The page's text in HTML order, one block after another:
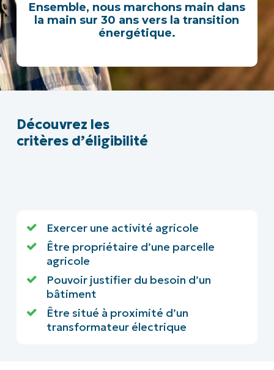
Ensemble, nous marchons main dans
la main sur 30 ans vers la transition
énergétique.
Découvrez les
critères d’éligibilité
Exercer une activité agricole
Être propriétaire d’une parcelle
agricole
Pouvoir justifier du besoin d’un
bâtiment
Être situé à proximité d’un
transformateur électrique